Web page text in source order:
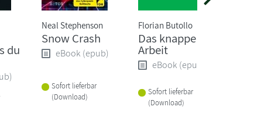
du
Neal Stephenson
Snow Crash
eBook (epub)
Sofort lieferbar
(Download)
Florian Butollo
Das knappe Gut
Arbeit
eBook (epub)
Sofort lieferbar
(Download)